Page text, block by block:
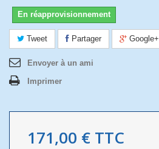
En réapprovisionnement
Tweet Partager Google+
Envoyer à un ami
Imprimer
171,00 € TTC